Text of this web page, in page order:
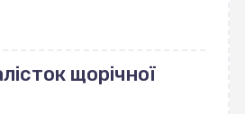
щорічної